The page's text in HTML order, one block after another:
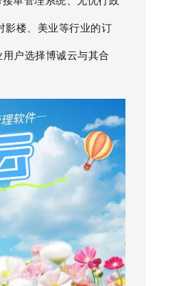
影楼、美业等行业的订
户选择博诚云与其合